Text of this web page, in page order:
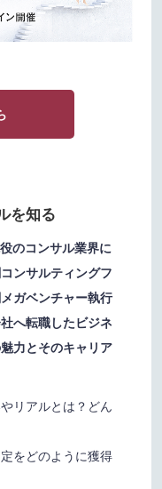
を知る
のコンサル業界に
ンサルティングフ
ガベンチャー執行
へ転職したビジネ
力とそのキャリア
リアルとは？どん
をどのように獲得